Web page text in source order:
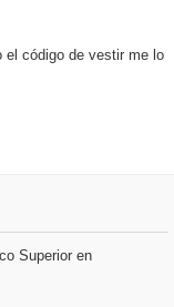
reduce el proceso
Nuevas
el código de vestir me lo
Superior en